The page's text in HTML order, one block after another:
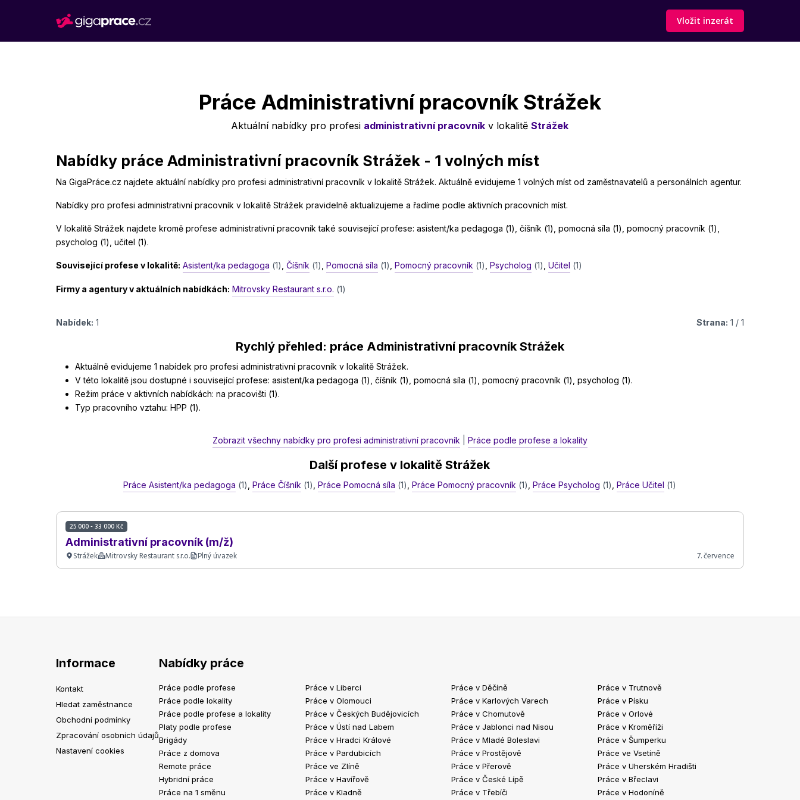
Vložit inzerát
Práce Administrativní pracovník Strážek
Aktuální nabídky pro profesi administrativní pracovník v lokalitěStrážek
Nabídky práce Administrativní pracovník Strážek - 1 volných míst
Na GigaPráce.cz najdete aktuální nabídky pro profesi administrativní pracovník v lokalitě Strážek. Aktuálně evidujeme 1 volných míst od zaměstnavatelů a personálních agentur.
Nabídky pro profesi administrativní pracovník v lokalitě Strážek pravidelně aktualizujeme a řadíme podle aktivních pracovních míst.
V lokalitě Strážek najdete kromě profese administrativní pracovník také související profese: asistent/ka pedagoga (1), číšník (1), pomocná síla (1), pomocný pracovník (1),
psycholog (1), učitel (1).
Související profese v lokalitě: Asistent/ka pedagoga (1) ,Číšník (1) ,Pomocná síla (1) ,Pomocný pracovník (1) ,Psycholog (1) ,Učitel (1)
Firmy a agentury v aktuálních nabídkách: Mitrovsky Restaurant s.r.o. (1)
Nabídek: 1 Strana: 1 / 1
Rychlý přehled: práce Administrativní pracovník Strážek
Aktuálně evidujeme 1 nabídek pro profesi administrativní pracovník v lokalitě Strážek.
V této lokalitě jsou dostupné i související profese: asistent/ka pedagoga (1), číšník (1), pomocná síla (1), pomocný pracovník (1), psycholog (1).
Režim práce v aktivních nabídkách: na pracovišti (1).
Typ pracovního vztahu: HPP (1).
Zobrazit všechny nabídky pro profesi administrativní pracovník Práce podle profese a lokality
Další profese v lokalitě Strážek
Práce Asistent/ka pedagoga (1) ,Práce Číšník (1) ,Práce Pomocná síla (1) ,Práce Pomocný pracovník (1) ,Práce Psycholog (1) ,Práce Učitel (1)
25 000 - 33 000 Kč
Administrativní pracovník (m/ž)
Strážek Mitrovsky Restaurant s.r.o. Plný úvazek 7. července
Informace
Kontakt
Hledat zaměstnance
Obchodní podmínky
Zpracování osobních údajů
Nastavení cookies
Nabídky práce
Práce podle profese
Práce podle lokality
Práce podle profese a lokality
Platy podle profese
Brigády
Práce z domova
Remote práce
Hybridní práce
Práce na 1 směnu
Práce v Liberci
Práce v Olomouci
Práce v Českých Budějovicích
Práce v Ústí nad Labem
Práce v Hradci Králové
Práce v Pardubicích
Práce ve Zlíně
Práce v Havířově
Práce v Kladně
Práce v Děčíně
Práce v Karlových Varech
Práce v Chomutově
Práce v Jablonci nad Nisou
Práce v Mladé Boleslavi
Práce v Prostějově
Práce v Přerově
Práce v České Lípě
Práce v Třebíči
Práce v Trutnově
Práce v Písku
Práce v Orlové
Práce v Kroměříži
Práce v Šumperku
Práce ve Vsetíně
Práce v Uherském Hradišti
Práce v Břeclavi
Práce v Hodoníně